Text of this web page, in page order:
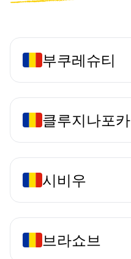
부쿠레슈티
클루지나포카
시비우
브라쇼브